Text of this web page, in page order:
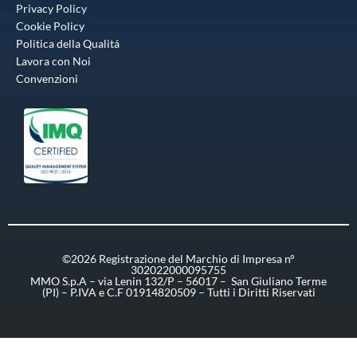
Privacy Policy
Cookie Policy
Politica della Qualitá
Lavora con Noi
Convenzioni
©2026 Registrazione del Marchio di Impresa n°
302022000095755
MMO S.p.A – via Lenin 132/P – 56017 – San Giuliano Terme
(PI) – P.IVA e C.F 01914820509 – Tutti i Diritti Riservati